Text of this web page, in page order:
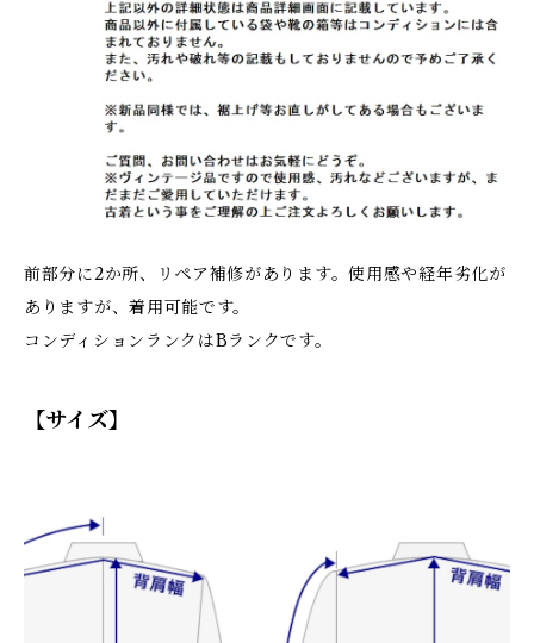
前部分に2か所、リペア補修があります。使用感や経年劣化が
ありますが、着用可能です。
コンディションランクはBランクです。
【サイズ】